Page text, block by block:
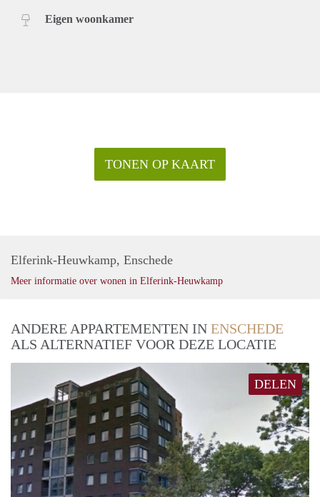
Eigen woonkamer
TONEN OP KAART
Elferink-Heuwkamp, Enschede
Meer informatie over wonen in Elferink-Heuwkamp
ANDERE APPARTEMENTEN IN ENSCHEDE
ALS ALTERNATIEF VOOR DEZE LOCATIE
DELEN